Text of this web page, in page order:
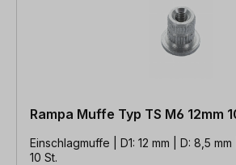
Rampa Muffe Typ TS M6 12mm
Einschlagmuffe | D1: 12 mm | D: 8,5 mm
10 St.